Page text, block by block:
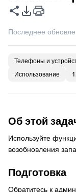
Поделиться
Параметры
Последнее
Телефоны и
Использование
Об этой
Используйте
возобновления
Подготовка
Обратитесь к